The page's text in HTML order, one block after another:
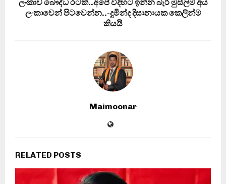
ලංකාව බෞද්ධ රටක්..අපේ විදිහට ඉන්න බැරි මුස්ලිම් අය
ලංකාවෙන් පිටවෙන්න..-දුමින්ද දිසානායක කෙලින්ම
කියයි
Maimoonar
RELATED POSTS